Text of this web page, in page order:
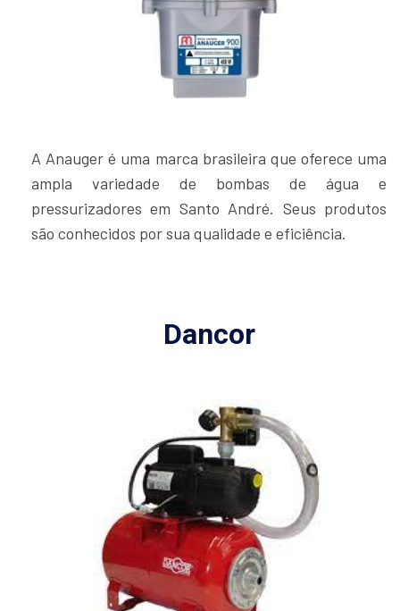
A Anauger é uma marca brasileira que oferece uma
ampla variedade de bombas de água e
pressurizadores em Santo André. Seus produtos
são conhecidos por sua qualidade e eficiência.
Dancor